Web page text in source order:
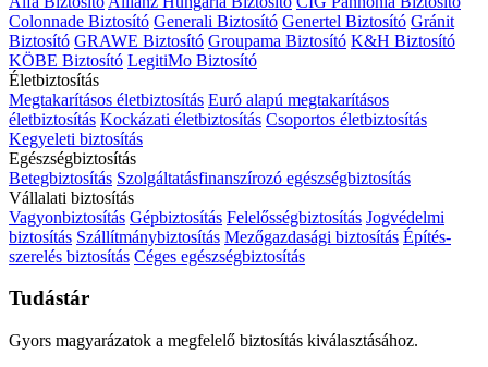
Colonnade Biztosító Generali Biztosító Genertel Biztosító Gránit
Biztosító GRAWE Biztosító Groupama Biztosító K&H Biztosító
KÖBE Biztosító LegitiMo Biztosító
Életbiztosítás
Megtakarításos életbiztosítás Euró alapú megtakarításos
életbiztosítás Kockázati életbiztosítás Csoportos életbiztosítás
Kegyeleti biztosítás
Egészségbiztosítás
Betegbiztosítás Szolgáltatásfinanszírozó egészségbiztosítás
Vállalati biztosítás
Vagyonbiztosítás Gépbiztosítás Felelősségbiztosítás Jogvédelmi
biztosítás Szállítmánybiztosítás Mezőgazdasági biztosítás Építés-
szerelés biztosítás Céges egészségbiztosítás
Tudástár
Gyors magyarázatok a megfelelő biztosítás kiválasztásához.